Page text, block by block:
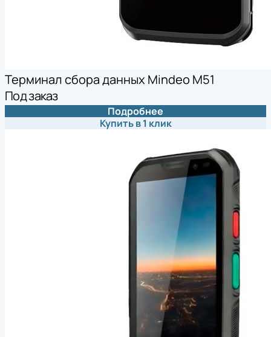
Терминал сбора данных Mindeo M51
Под заказ
Подробнее
Купить в 1 клик